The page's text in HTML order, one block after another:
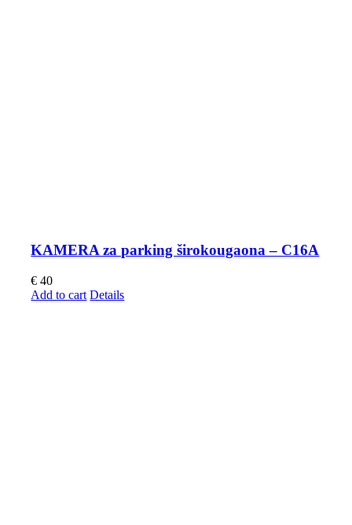
KAMERA za parking širokougaona – C16A
€ 40
Add to cart Details